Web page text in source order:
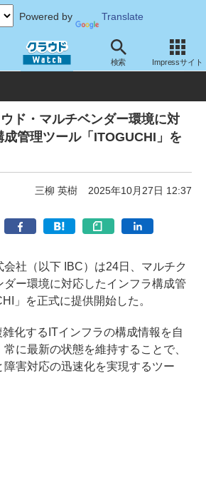
Powered by Translate
検索 Impressサイト
ス・ソフト サービス 運用・監視
ド・マルチベンダー環境に対
管理ツール「ITOGUCHI」を
三柳 英樹 2025年10月27日 12:37
社（以下 IBC）は24日、マルチク
ダー環境に対応したインフラ構成管
」を正式に提供開始した。
化するITインフラの構成情報を自
に最新の状態を維持することで、
害対応の迅速化を実現するツー